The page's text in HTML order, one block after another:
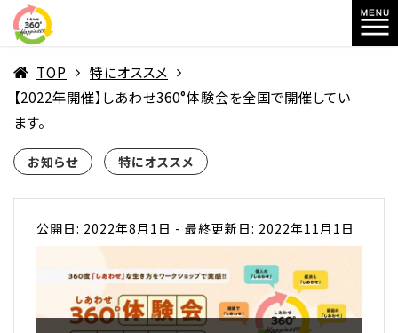
TOP
特にオススメ
【2022年開催】しあわせ360°体験会を全国で開催してい
ます。
お知らせ 特にオススメ
公開日: 2022年8月1日 - 最終更新日: 2022年11月1日